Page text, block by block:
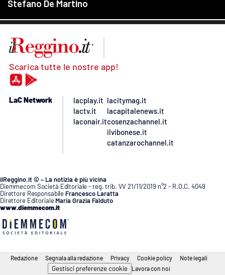
Scarica tutte le nostre app!
LaC Network
lacplay.it
lactv.it
laconair.it
lacitymag.it
lacapitalenews.it
cosenzachannel.it
ilvibonese.it
catanzarochannel.it
ilReggino.it © – La notizia è più vicina
Diemmecom Società Editoriale - reg. trib. VV 21/11/2019 n°2 - R.O.C. 4049
Direttore Responsabile Francesco Laratta
Direttore Editoriale Maria Grazia Falduto
www.diemmecom.it
Redazione Segnala alla redazione Privacy Cookie policy Note legali
Gestisci preferenze cookie Lavora con noi